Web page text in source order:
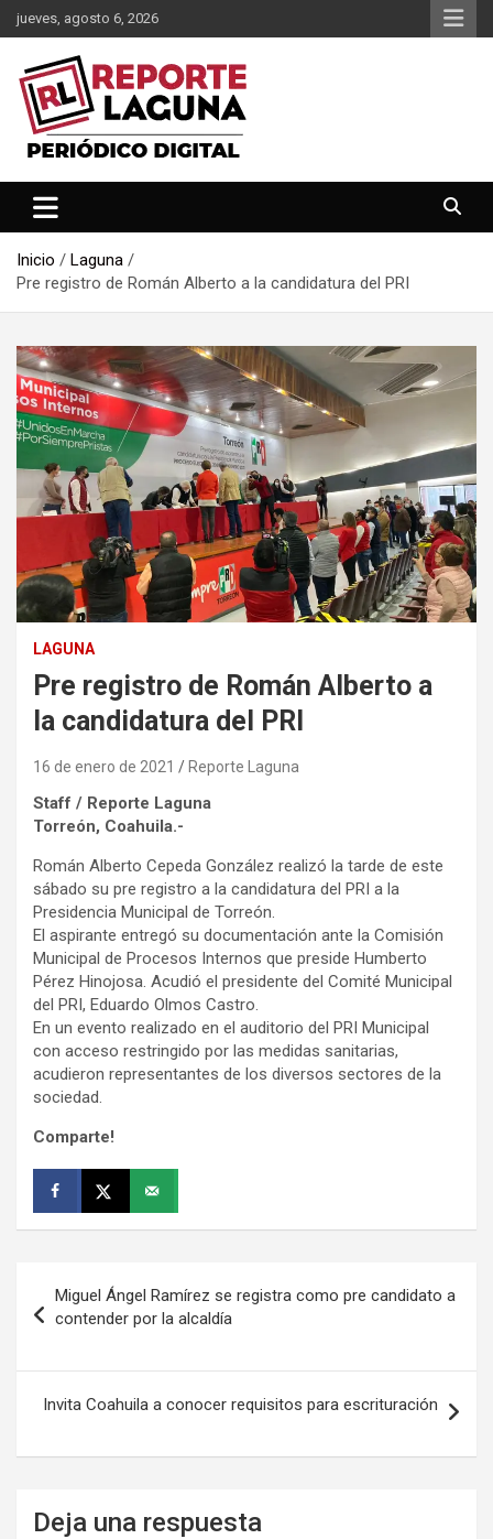
Saltar
al
contenido
jueves, agosto 6, 2026
Reporte Laguna
Inicio
Laguna
Pre registro de Román Alberto a la candidatura del PRI
LAGUNA
Pre registro de Román Alberto a
la candidatura del PRI
16 de enero de 2021 Reporte Laguna
Staff / Reporte Laguna
Torreón, Coahuila.-
Román Alberto Cepeda González realizó la tarde de este
sábado su pre registro a la candidatura del PRI a la
Presidencia Municipal de Torreón.
El aspirante entregó su documentación ante la Comisión
Municipal de Procesos Internos que preside Humberto
Pérez Hinojosa. Acudió el presidente del Comité Municipal
del PRI, Eduardo Olmos Castro.
En un evento realizado en el auditorio del PRI Municipal
con acceso restringido por las medidas sanitarias,
acudieron representantes de los diversos sectores de la
sociedad.
Comparte!
Navegación
de
Miguel Ángel Ramírez se registra como pre candidato a
contender por la alcaldía
Invita Coahuila a conocer requisitos para escrituración
Deja una respuesta